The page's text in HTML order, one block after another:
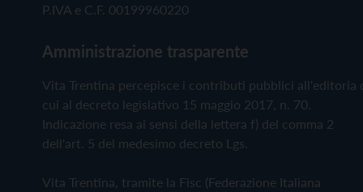
P.IVA e C.F. 00199960220
Amministrazione trasparente
Vita Trentina percepisce i contributi pubblici all'editoria
cui al decreto legislativo 15 maggio 2017, n. 70.
Indicazione resa ai sensi della lettera f) del comma 2
dell'art. 5 del medesimo decreto Lgs.
Vita Trentina, tramite la Fisc (Federazione Italiana